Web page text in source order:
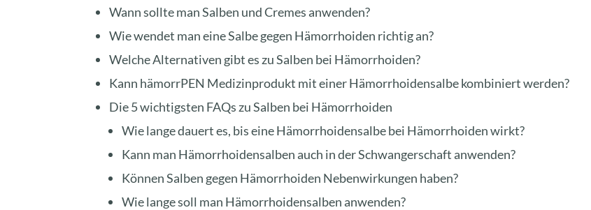
Wann sollte man Salben und Cremes anwenden?
Wie wendet man eine Salbe gegen Hämorrhoiden richtig an?
Welche Alternativen gibt es zu Salben bei Hämorrhoiden?
Kann hämorrPEN Medizinprodukt mit einer Hämorrhoidensalbe kombiniert werden?
Die 5 wichtigsten FAQs zu Salben bei Hämorrhoiden
Wie lange dauert es, bis eine Hämorrhoidensalbe bei Hämorrhoiden wirkt?
Kann man Hämorrhoidensalben auch in der Schwangerschaft anwenden?
Können Salben gegen Hämorrhoiden Nebenwirkungen haben?
Wie lange soll man Hämorrhoidensalben anwenden?